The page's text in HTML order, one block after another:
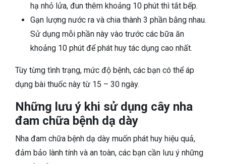
hạ nhỏ lửa, đun thêm khoảng 10 phút thì tắt bếp.
Gạn lượng nước ra và chia thành 3 phần bằng nhau.
Sử dụng mỗi phần này vào trước các bữa ăn
khoảng 10 phút để phát huy tác dụng cao nhất.
Tùy từng tình trạng, mức độ bệnh, các bạn có thể áp
dụng bài thuốc này từ 15 – 30 ngày.
Những lưu ý khi sử dụng cây nha
đam chữa bệnh dạ dày
Nha đam chữa bệnh dạ dày muốn phát huy hiệu quả,
đảm bảo lành tính và an toàn, các bạn cần lưu ý những